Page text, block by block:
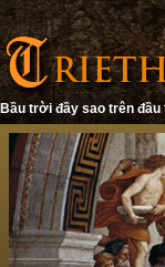
Bầu trời đầy sao trên